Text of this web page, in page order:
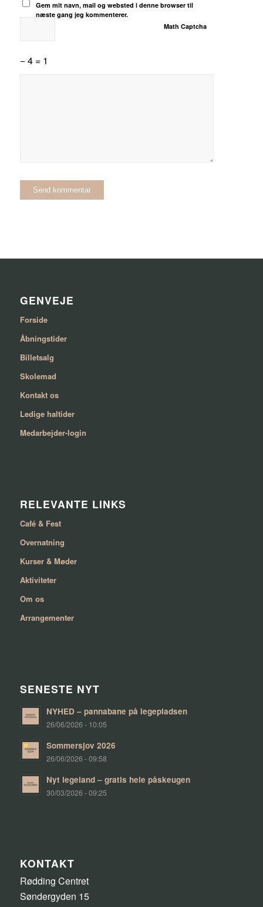
Gem mit navn, mail og websted i denne browser til
næste gang jeg kommenterer.
Math Captcha
− 4 = 1
GENVEJE
Forside
Åbningstider
Billetsalg
Skolemad
Kontakt os
Ledige haltider
Medarbejder-login
RELEVANTE LINKS
Café & Fest
Overnatning
Kurser & Møder
Aktiviteter
Om os
Arrangementer
SENESTE NYT
NYHED – pannabane på legepladsen
26/06/2026 - 10:05
Sommersjov 2026
26/06/2026 - 09:58
Nyt legeland – gratis hele påskeugen
30/03/2026 - 09:25
KONTAKT
Rødding Centret
Søndergyden 15